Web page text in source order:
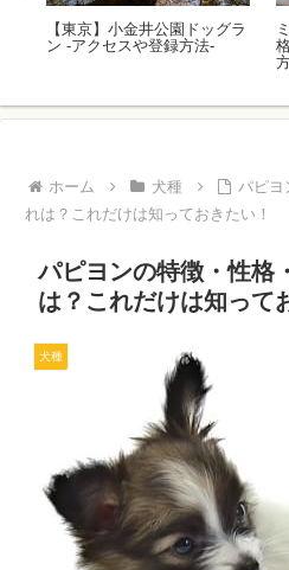
【東京】小金井公園ドッグラ
ン -アクセスや登録方法-
ホーム 犬種
パピヨ
れは？これだけは知っておきたい！
パピヨンの特徴・性格
は？これだけは知って
犬種